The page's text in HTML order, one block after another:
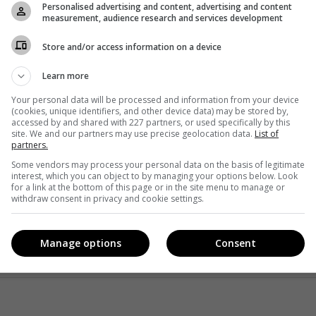
новые фильмы от студий, таких как Disney, Warner
для проката в кинотеатрах этим летом. Многие
в этом году, а некоторые перенесли целый год с даты
полагаться на репертуарные программы,
Facebook!
Personalised advertising and content, advertising and content
measurement, audience research and services development
Store and/or access information on a device
Learn more
Your personal data will be processed and information from your device
(cookies, unique identifiers, and other device data) may be stored by,
accessed by and shared with 227 partners, or used specifically by this
site. We and our partners may use precise geolocation data. List of
partners.
Some vendors may process your personal data on the basis of legitimate
interest, which you can object to by managing your options below. Look
for a link at the bottom of this page or in the site menu to manage or
withdraw consent in privacy and cookie settings.
Consent
Manage options